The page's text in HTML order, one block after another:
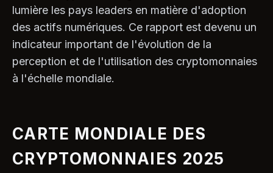
lumière les pays leaders en matière d'adoption
des actifs numériques. Ce rapport est devenu un
indicateur important de l'évolution de la
perception et de l'utilisation des cryptomonnaies
à l'échelle mondiale.
CARTE MONDIALE DES
CRYPTOMONNAIES 2025